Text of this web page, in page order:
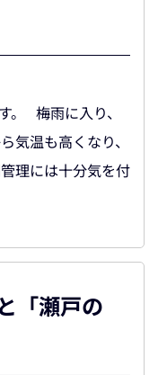
。 梅雨に入り、
気温も高くなり、
理には十分気を付
「瀬戸の